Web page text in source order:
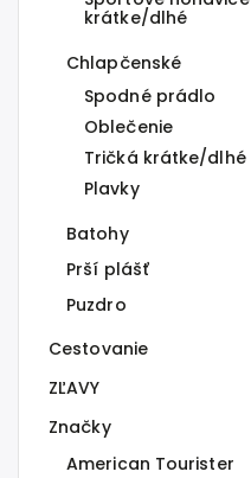
krátke/dlhé
Chlapčenské
Spodné prádlo
Oblečenie
Tričká krátke/dlhé
Plavky
Batohy
Prší plášť
Puzdro
Cestovanie
ZĽAVY
Značky
American Tourister